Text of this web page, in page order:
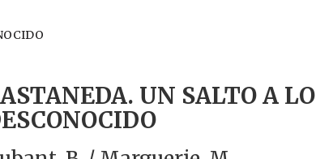
UN SALTO A LO